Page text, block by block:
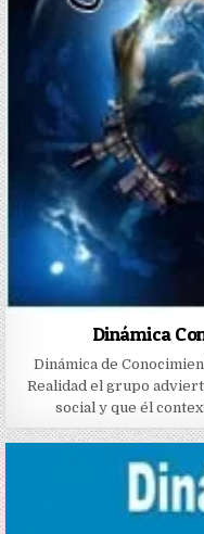
Dinámica
Dinámica de
Realidad el grupo
social y que él